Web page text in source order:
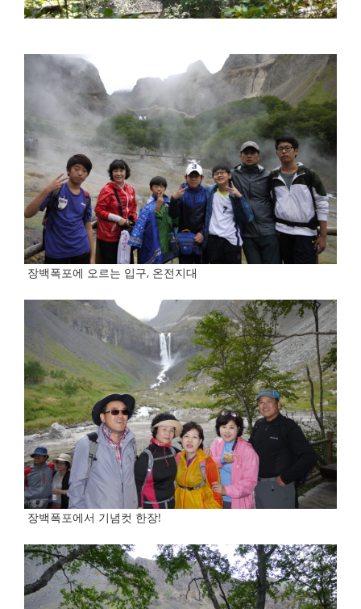
장백폭포에 오르는 입구, 온전지대
장백폭포에서 기념컷 한장!